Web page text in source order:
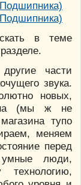
в теме
части
звука.
новых,
(мы ж не
тупо
меняем
перед
люди,